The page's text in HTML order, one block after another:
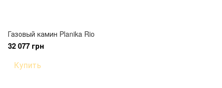
Газовый камин Planika Rio
32 077 грн
Купить